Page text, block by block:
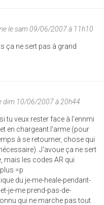
le sam 09/06/2007 à 11h10
ça ne sert pas à grand
dim 10/06/2007 à 20h44
tu veux rester face à l'ennmi
en chargeant l'arme (pour
à se retourner, chose qui
J'avoue ça ne sert
mais les codes AR qui
=p
du je-me-heale-pendant-
je-me prend-pas-de-
qui ne marche pas tout